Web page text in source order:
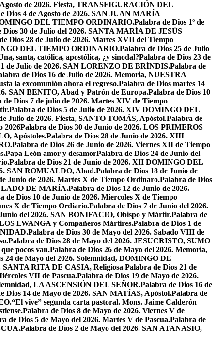
de 2026. Fiesta, TRANSFIGURACIÓN DEL
Dios 4 de Agosto de 2026. SAN JUAN MARÍA
DEL TIEMPO ORDINARIO.Palabra de Dios 1º de
Dios 30 de Julio del 2026. SANTA MARÍA DE JESÚS
Dios 28 de Julio de 2026. Martes XVII del Tiempo
DEL TIEMPO ORDINARIO.Palabra de Dios 25 de Julio
santa, católica, apostólica, ¿y sinodal?Palabra de Dios 23 de
de Julio de 2026. SAN LORENZO DE BRÍNDIS.Palabra de
de Dios 16 de Julio de 2026. Memoria, NUESTRA
la excomunión ahora el regreso.Palabra de Dios martes 14
SAN BENITO, Abad y Patrón de Europa.Palabra de Dios 10
de Dios 7 de julio de 2026. Martes XIV de Tiempo
Palabra de Dios 5 de Julio de 2026. XIV DOMINGO DEL
Julio de 2026. Fiesta, SANTO TOMÁS, Apóstol.Palabra de
2026Palabra de Dios 30 de Junio de 2026. LOS PRIMEROS
Apóstoles.Palabra de Dios 28 de Junio de 2026. XIII
Palabra de Dios 26 de Junio de 2026. Viernes XII de Tiempo
Papa León amor y desamorPalabra de Dios 24 de Junio del
Palabra de Dios 21 de Junio de 2026. XII DOMINGO DEL
SAN ROMUALDO, Abad.Palabra de Dios 18 de Junio de
Junio de 2026. Martes X de Tiempo Ordinaro.Palabra de Dios
DE MARÍA.Palabra de Dios 12 de Junio de 2026.
de Dios 10 de Junio de 2026. Miercoles X de Tiempo
X de Tiempo Ordiario.Palabra de Dios 7 de Junio del 2026.
del 2026. SAN BONIFACIO, Obispo y Mártir.Palabra de
LWANGA y Compañeros Mártires.Palabra de Dios 1 de
Palabra de Dios 30 de Mayo del 2026. Sabado VIII de
Palabra de Dios 28 de Mayo del 2026. JESUCRISTO, SUMO
pocos van.Palabra de Dios 26 de Mayo del 2026. Memoria,
24 de Mayo del 2026. Solemnidad, DOMINGO DE
SANTA RITA DE CASIA, Religiosa.Palabra de Dios 21 de
VII de Pascua.Palabra de Dios 19 de Mayo de 2026.
LA ASCENSIÓN DEL SEÑOR.Palabra de Dios 16 de
Dios 14 de Mayo de 2026. SAN MATÍAS, Apóstol.Palabra de
“El vive” segunda carta pastoral. Mons. Jaime Calderón
Palabra de Dios 8 de Mayo de 2026. Viernes V de
de Dios 5 de Mayo del 2026. Martes V de Pascua.Palabra de
Palabra de Dios 2 de Mayo del 2026. SAN ATANASIO,